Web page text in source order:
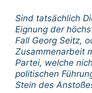
Sind tatsächlich
Eignung der
Fall Georg Seitz,
Zusammenarbeit
Partei, welche
politischen
Stein des